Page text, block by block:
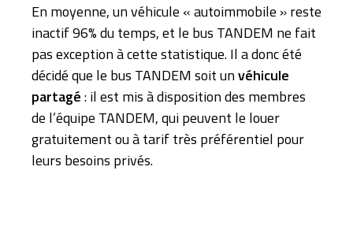
En moyenne, un véhicule « autoimmobile » reste
inactif 96% du temps, et le bus TANDEM ne fait
pas exception à cette statistique. Il a donc été
décidé que le bus TANDEM soit unvéhicule
partagé: il est mis à disposition des membres
de l’équipe TANDEM, qui peuvent le louer
gratuitement ou à tarif très préférentiel pour
leurs besoins privés.